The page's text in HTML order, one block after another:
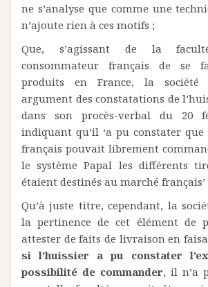
ne s’analyse que comme une
n’ajoute rien à ces motifs ;
Que, s’agissant de la
consommateur français de se
produits en France, la société
argument des constatations de
dans son procès-verbal du 20
indiquant qu’il ‘a pu constater
français pouvait librement
le système Papal les différents
étaient destinés au marché français’
Qu’à juste titre, cependant, la
la pertinence de cet élément de
attester de faits de livraison en
si l’huissier a pu constater
possibilité de commander, il n’a